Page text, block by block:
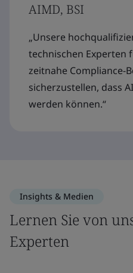
AIMD, BSI
„Unsere
technischen Experten
zeitnahe Compliance-
sicherzustellen, dass
werden können.“
Insights & Medien
Lernen Sie von
Experten